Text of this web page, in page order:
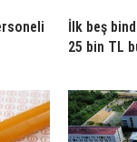
İlk beş
25 bin TL